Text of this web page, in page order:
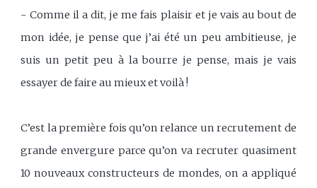
- Comme il a dit, je me fais plaisir et je vais au bout de
mon idée, je pense que j’ai été un peu ambitieuse, je
suis un petit peu à la bourre je pense, mais je vais
essayer de faire au mieux et voilà !
C’est la première fois qu’on relance un recrutement de
grande envergure parce qu’on va recruter quasiment
10 nouveaux constructeurs de mondes, on a appliqué